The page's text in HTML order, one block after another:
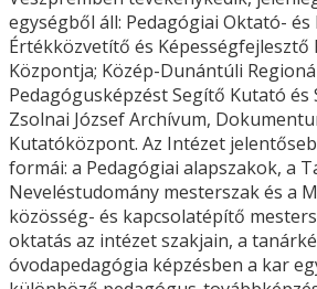
egységből áll: Pedagógiai Oktató-
Értékközvetítő és Képességfejlesztő
Központja; Közép-Dunántúli
Pedagógusképzést Segítő Kutató
Zsolnai József Archívum,
Kutatóközpont. Az Intézet
formái: a Pedagógiai alapszakok, a
Neveléstudomány mesterszak és a
közösség- és kapcsolatépítő
oktatás az intézet szakjain, a
óvodapedagógia képzésben a kar